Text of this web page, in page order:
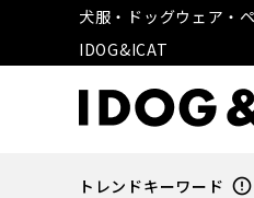
犬服・ドッグウェア・
IDOG&ICAT
トレンドキーワード error_outline